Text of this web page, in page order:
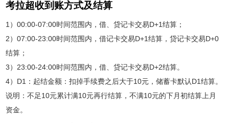
考拉超收到账方式及结算
1）00:00-07:00时间范围内，借、贷记卡交易D+1结算；
2）07:00-23:00时间范围内，借记卡交易D+1结算，贷记卡交易D+0
结算；
3）23:00-24:00时间范围内，借、贷记卡交易D+2结算。
4）D1：起结金额：扣掉手续费之后大于10元，储蓄卡默认D1结算。
说明：不足10元累计满10元再行结算，不满10元的下月初结算上月
资金。